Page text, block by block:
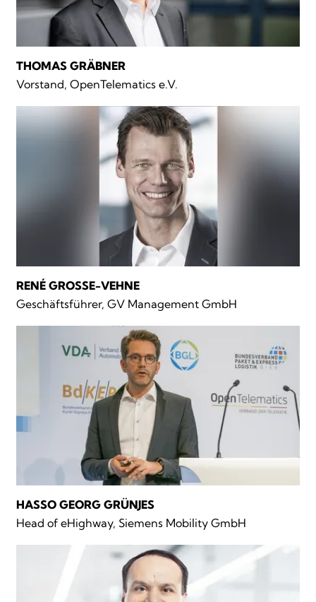
THOMAS GRÄBNER
Vorstand, OpenTelematics e.V.
RENÉ GROSSE-VEHNE
Geschäftsführer, GV Management GmbH
HASSO GEORG GRÜNJES
Head of eHighway, Siemens Mobility GmbH